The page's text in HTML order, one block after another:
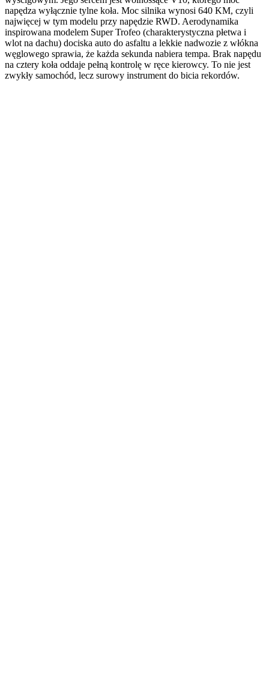
napędza wyłącznie tylne koła. Moc silnika wynosi 640 KM, czyli
najwięcej w tym modelu przy napędzie RWD. Aerodynamika
inspirowana modelem Super Trofeo (charakterystyczna płetwa i
wlot na dachu) dociska auto do asfaltu a lekkie nadwozie z włókna
węglowego sprawia, że każda sekunda nabiera tempa. Brak napędu
na cztery koła oddaje pełną kontrolę w ręce kierowcy. To nie jest
zwykły samochód, lecz surowy instrument do bicia rekordów.